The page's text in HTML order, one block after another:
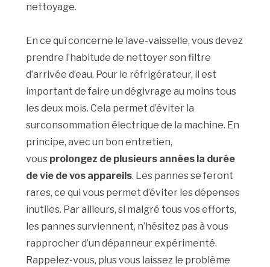
nettoyage.
En ce qui concerne le lave-vaisselle, vous devez
prendre l’habitude de nettoyer son filtre
d’arrivée d’eau. Pour le réfrigérateur, il est
important de faire un dégivrage au moins tous
les deux mois. Cela permet d’éviter la
surconsommation électrique de la machine. En
principe, avec un bon entretien,
vous prolongez de plusieurs années la durée
de vie de vos appareils. Les pannes se feront
rares, ce qui vous permet d’éviter les dépenses
inutiles. Par ailleurs, si malgré tous vos efforts,
les pannes surviennent, n’hésitez pas à vous
rapprocher d’un dépanneur expérimenté.
Rappelez-vous, plus vous laissez le problème